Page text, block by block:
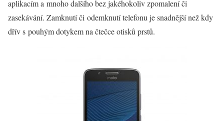
aplikacím a mnoho dalšího bez jakéhokoliv zpomalení či
zasekávání. Zamknutí či odemknutí telefonu je snadnější než kdy
dřív s pouhým dotykem na čtečce otisků prstů.